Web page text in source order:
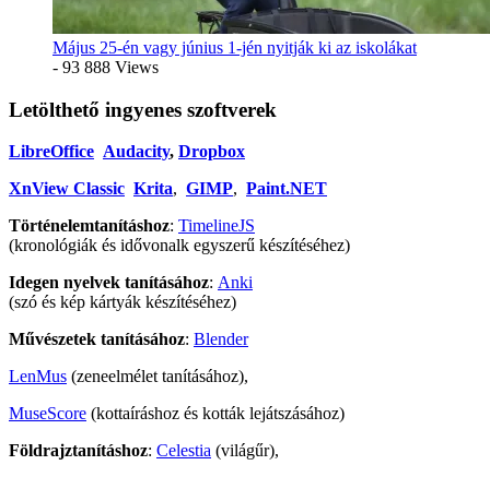
Május 25-én vagy június 1-jén nyitják ki az iskolákat
- 93 888 Views
Letölthető ingyenes szoftverek
LibreOffice Audacity, Dropbox
XnView Classic Krita, GIMP, Paint.NET
Történelemtanításhoz: TimelineJS
(kronológiák és idővonalk egyszerű készítéséhez)
Idegen nyelvek tanításához: Anki
(szó és kép kártyák készítéséhez)
Művészetek tanításához: Blender
LenMus (zeneelmélet tanításához),
MuseScore (kottaíráshoz és kották lejátszásához)
Földrajztanításhoz: Celestia (világűr),